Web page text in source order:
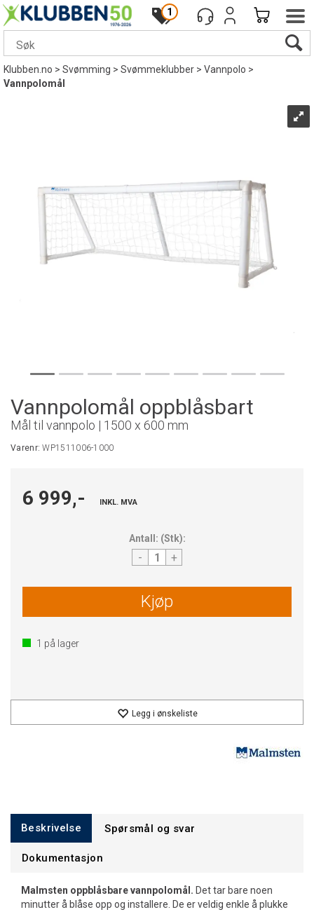
1
Klubben.no>Svømming>Svømmeklubber>Vannpolo>
Vannpolomål
Vannpolomål oppblåsbart
Mål til vannpolo | 1500 x 600 mm
Varenr:WP1511006-1000
6 999,- INKL. MVA
Antall: (Stk):
- +
Kjøp
1 på lager
Legg i ønskeliste
Beskrivelse Spørsmål og svar
Dokumentasjon
Malmsten oppblåsbare vannpolomål. Det tar bare noen
minutter å blåse opp og installere. De er veldig enkle å plukke